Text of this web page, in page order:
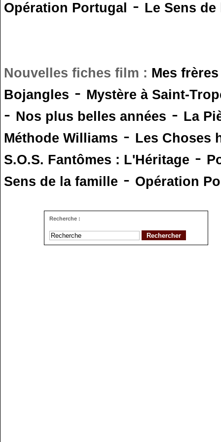
Opération Portugal - Le Sens
Nouvelles fiches film : Mes
Bojangles - Mystère à Saint-
- Nos plus belles années - La
Méthode Williams - Les Choses
S.O.S. Fantômes : L'Héritage -
Sens de la famille - Opération
Recherche :